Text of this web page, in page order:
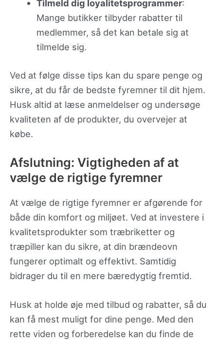
Tilmeld dig loyalitetsprogrammer:
Mange butikker tilbyder rabatter til
medlemmer, så det kan betale sig at
tilmelde sig.
Ved at følge disse tips kan du spare penge og
sikre, at du får de bedste fyremner til dit hjem.
Husk altid at læse anmeldelser og undersøge
kvaliteten af de produkter, du overvejer at
købe.
Afslutning: Vigtigheden af at
vælge de rigtige fyremner
At vælge de rigtige fyremner er afgørende for
både din komfort og miljøet. Ved at investere i
kvalitetsprodukter som træbriketter og
træpiller kan du sikre, at din brændeovn
fungerer optimalt og effektivt. Samtidig
bidrager du til en mere bæredygtig fremtid.
Husk at holde øje med tilbud og rabatter, så du
kan få mest muligt for dine penge. Med den
rette viden og forberedelse kan du finde de